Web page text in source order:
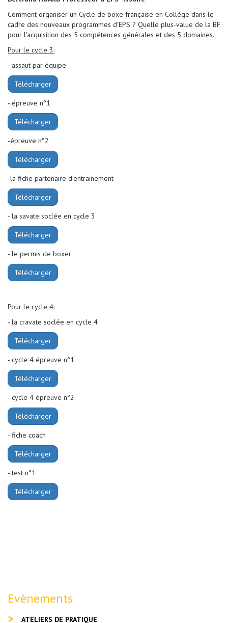
Comment organiser un Cycle de boxe française en Collége dans le
cadre des nouveaux programmes d'EPS ? Quelle plus-value de la BF
pour l'acquisition des 5 compétences générales et des 5 domaines.
Pour le cycle 3:
- assaut par équipe
Télécharger
- épreuve n°1
Télécharger
-épreuve n°2
Télécharger
-la fiche partenaire d'entrainement
Télécharger
- la savate soclée en cycle 3
Télécharger
- le permis de boxer
Télécharger
Pour le cycle 4:
- la cravate soclée en cycle 4
Télécharger
- cycle 4 épreuve n°1
Télécharger
- cycle 4 épreuve n°2
Télécharger
- fiche coach
Télécharger
- test n°1
Télécharger
Evènements
ATELIERS DE PRATIQUE